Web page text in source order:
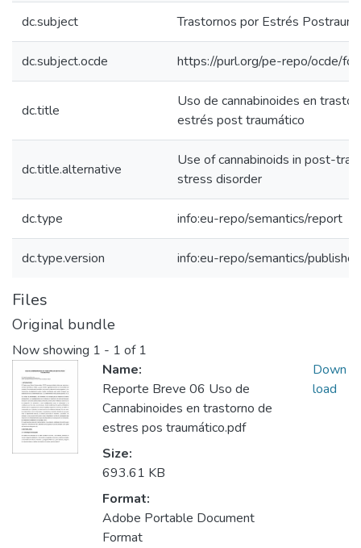
dc.subject Trastornos por Estrés
dc.subject.ocde https://purl.org/pe-repo/ocde/
dc.title
Uso de cannabinoides en
estrés post traumático
dc.title.alternative
Use of cannabinoids in post-
stress disorder
dc.type info:eu-repo/semantics/report
dc.type.version info:eu-repo/semantics/
Files
Original bundle
Now showing 1 - 1 of 1
Name:
Reporte Breve 06 Uso de
Cannabinoides en trastorno de
estres pos traumático.pdf
Size:
693.61 KB
Format:
Adobe Portable Document
Format
Down
load